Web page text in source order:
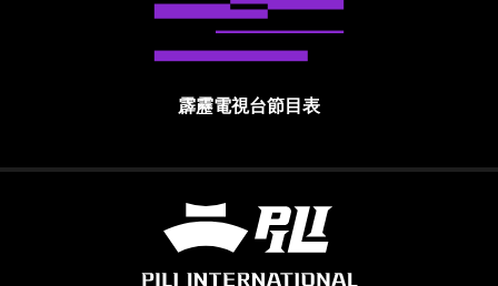
霹靂電視台節目表
霹靂國際多媒體股份有限公司 PILI